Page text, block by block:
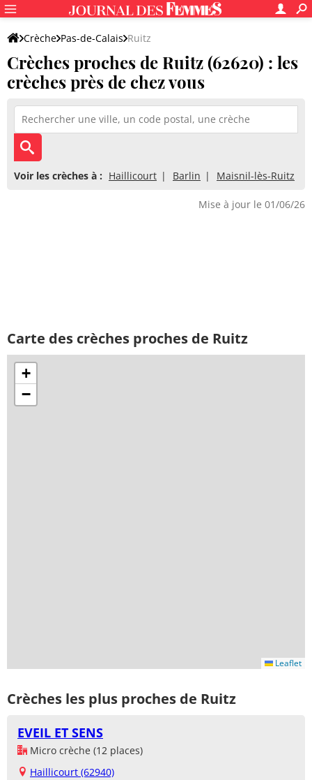
Crèche Pas-de-Calais Ruitz
Crèches proches de Ruitz (62620) : les
crèches près de chez vous
Voir les crèches à : Haillicourt Barlin Maisnil-lès-Ruitz
Mise à jour le 01/06/26
Carte des crèches proches de Ruitz
+
−
Leaflet
Crèches les plus proches de Ruitz
EVEIL ET SENS
Micro crèche (12 places)
Haillicourt (62940)